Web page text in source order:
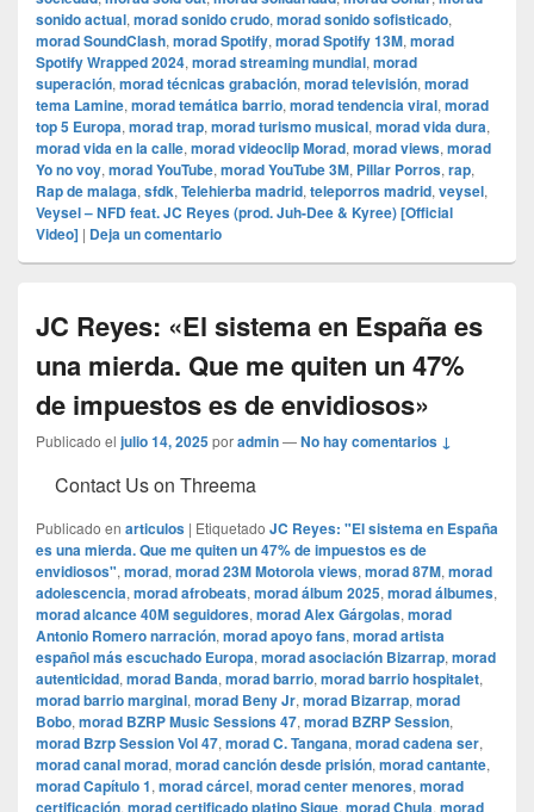
sonido actual, morad sonido crudo, morad sonido sofisticado,
morad SoundClash, morad Spotify, morad Spotify 13M, morad
Spotify Wrapped 2024, morad streaming mundial, morad
superación, morad técnicas grabación, morad televisión, morad
tema Lamine, morad temática barrio, morad tendencia viral, morad
top 5 Europa, morad trap, morad turismo musical, morad vida dura,
morad vida en la calle, morad videocli‏p Morad, morad views, morad
Yo no voy, morad YouTube, morad YouTube 3M, Pillar Porros, rap,
Rap de malaga, sfdk, Telehierba madrid, teleporros madrid, veysel,
Veysel – NFD feat. JC Reyes (prod. Juh-Dee & Kyree) [Official
Video] | Deja un comentario
JC Reyes: «El sistema en España es
una mierda. Que me quiten un 47%
de impuestos es de envidiosos»
Publicado el julio 14, 2025poradmin—No hay comentarios ↓
Contact Us on Threema
Publicado en articulos | Etiquetado JC Reyes: "El sistema en España
es una mierda. Que me quiten un 47% de impuestos es de
envidiosos", morad, morad 23M Motorola views, morad 87M, morad
adolescencia, morad afrobeats, morad álbum 2025, morad álbumes,
morad alcance 40M seguidores, morad Alex Gárgolas, morad
Antonio Romero narración, morad apoyo fans, morad artista
español más escuchado Europa, morad asociación Bizarrap, morad
autenticidad, morad Banda, morad barrio, morad barrio hospitalet,
morad barrio marginal, morad Beny Jr, morad Bizarrap, morad
Bobo, morad BZRP Music Sessions 47, morad BZRP Session,
morad Bzrp Session Vol 47, morad C. Tangana, morad cadena ser,
morad canal morad, morad canción desde prisión, morad cantante,
morad Capítulo 1, morad cárcel, morad center menores, morad
certificación, morad certificado platino Sigue, morad Chula, morad